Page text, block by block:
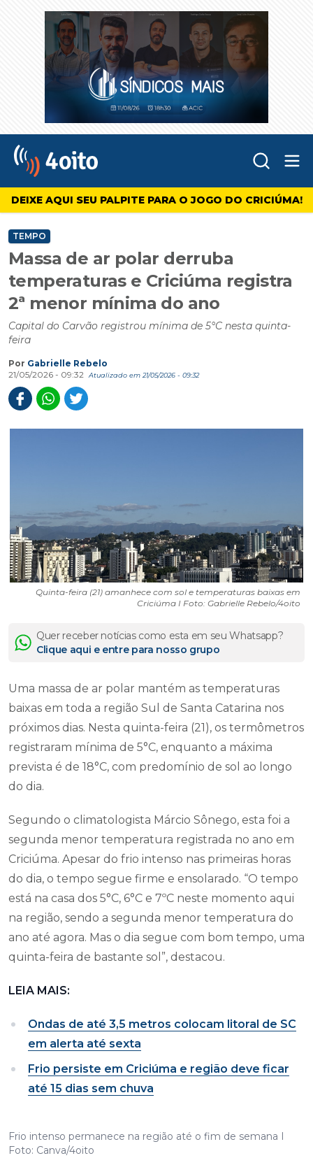
4oito
DEIXE AQUI SEU PALPITE PARA O JOGO DO CRICIÚMA!
TEMPO
Massa de ar polar derruba
temperaturas e Criciúma registra
2ª menor mínima do ano
Capital do Carvão registrou mínima de 5°C nesta quinta-
feira
Por Gabrielle Rebelo
21/05/2026 - 09:32
Atualizado em 21/05/2026 - 09:32
Quinta-feira (21) amanhece com sol e temperaturas baixas em
Criciúma I Foto: Gabrielle Rebelo/4oito
Quer receber notícias como esta em seu Whatsapp?
Clique aqui e entre para nosso grupo
Uma massa de ar polar mantém as temperaturas
baixas em toda a região Sul de Santa Catarina nos
próximos dias. Nesta quinta-feira (21), os termômetros
registraram mínima de 5°C, enquanto a máxima
prevista é de 18°C, com predomínio de sol ao longo
do dia.
Segundo o climatologista Márcio Sônego, esta foi a
segunda menor temperatura registrada no ano em
Criciúma. Apesar do frio intenso nas primeiras horas
do dia, o tempo segue firme e ensolarado. “O tempo
está na casa dos 5°C, 6°C e 7ºC neste momento aqui
na região, sendo a segunda menor temperatura do
ano até agora. Mas o dia segue com bom tempo, uma
quinta-feira de bastante sol”, destacou.
LEIA MAIS:
Ondas de até 3,5 metros colocam litoral de SC
em alerta até sexta
Frio persiste em Criciúma e região deve ficar
até 15 dias sem chuva
Frio intenso permanece na região até o fim de semana I
Foto: Canva/4oito